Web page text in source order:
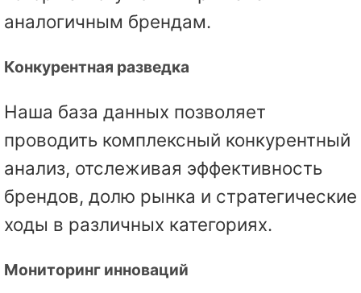
аналогичным брендам.
Конкурентная разведка
Наша база данных позволяет
проводить комплексный конкурентный
анализ, отслеживая эффективность
брендов, долю рынка и стратегические
ходы в различных категориях.
Мониторинг инноваций